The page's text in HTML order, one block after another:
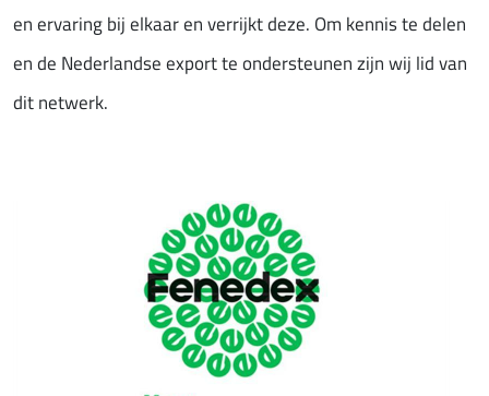
en ervaring bij elkaar en verrijkt deze. Om kennis te delen
en de Nederlandse export te ondersteunen zijn wij lid van
dit netwerk.